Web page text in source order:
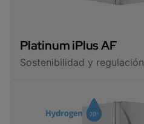
Platinum iPlus AF
Sostenibilidad y regulación